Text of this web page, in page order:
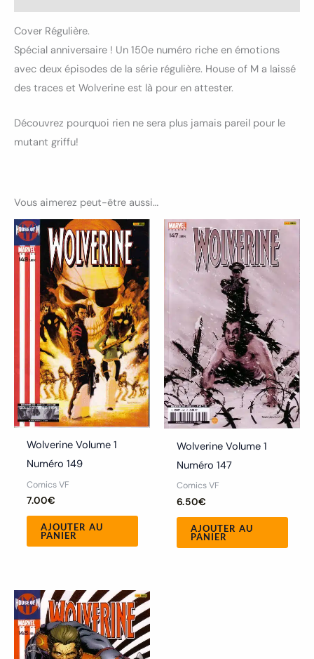
Cover Régulière.
Spécial anniversaire ! Un 150e numéro riche en émotions
avec deux épisodes de la série régulière. House of M a laissé
des traces et Wolverine est là pour en attester.
Découvrez pourquoi rien ne sera plus jamais pareil pour le
mutant griffu!
Vous aimerez peut-être aussi…
Wolverine Volume 1
Numéro 149
Comics VF
7.00€
AJOUTER AU
PANIER
Wolverine Volume 1
Numéro 147
Comics VF
6.50€
AJOUTER AU
PANIER